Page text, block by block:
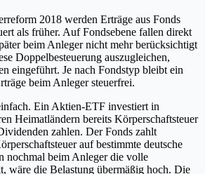
2018 werden Erträge aus Fonds
als früher. Auf Fondsebene fallen direkt
beim Anleger nicht mehr berücksichtigt
Doppelbesteuerung auszugleichen,
eingeführt. Je nach Fondstyp bleibt ein
beim Anleger steuerfrei.
Ein Aktien-ETF investiert in
Heimatländern bereits Körperschaftsteuer
zahlen. Der Fonds zahlt
auf bestimmte deutsche
nochmal beim Anleger die volle
wäre die Belastung übermäßig hoch. Die